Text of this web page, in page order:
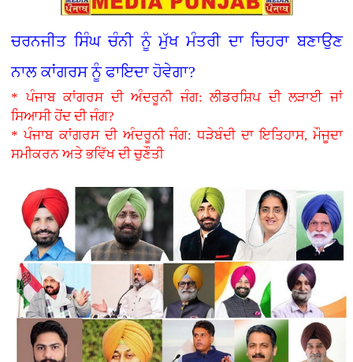
ਚਰਨਜੀਤ ਸਿੰਘ ਚੰਨੀ ਨੂੰ ਮੁੱਖ ਮੰਤਰੀ ਦਾ ਚਿਹਰਾ ਬਣਾਉਣ
ਨਾਲ ਕਾਂਗਰਸ ਨੂੰ ਫਾਇਦਾ ਹੋਵੇਗਾ?
* ਪੰਜਾਬ ਕਾਂਗਰਸ ਦੀ ਅੰਦਰੂਨੀ ਜੰਗ: ਲੀਡਰਸ਼ਿਪ ਦੀ ਲੜਾਈ ਜਾਂ
ਸਿਆਸੀ ਹੋਂਦ ਦੀ ਜੰਗ?
* ਪੰਜਾਬ ਕਾਂਗਰਸ ਦੀ ਅੰਦਰੂਨੀ ਜੰਗ: ਧੜੇਬੰਦੀ ਦਾ ਇਤਿਹਾਸ, ਮੌਜੂਦਾ
ਸਮੀਕਰਨ ਅਤੇ ਭਵਿੱਖ ਦੀ ਚੁਣੌਤੀ